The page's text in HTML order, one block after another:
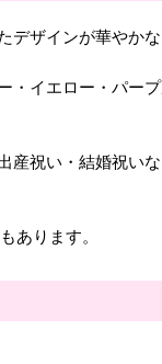
ザインが華やかな
・イエロー・パー
産祝い・結婚祝い
もあります。